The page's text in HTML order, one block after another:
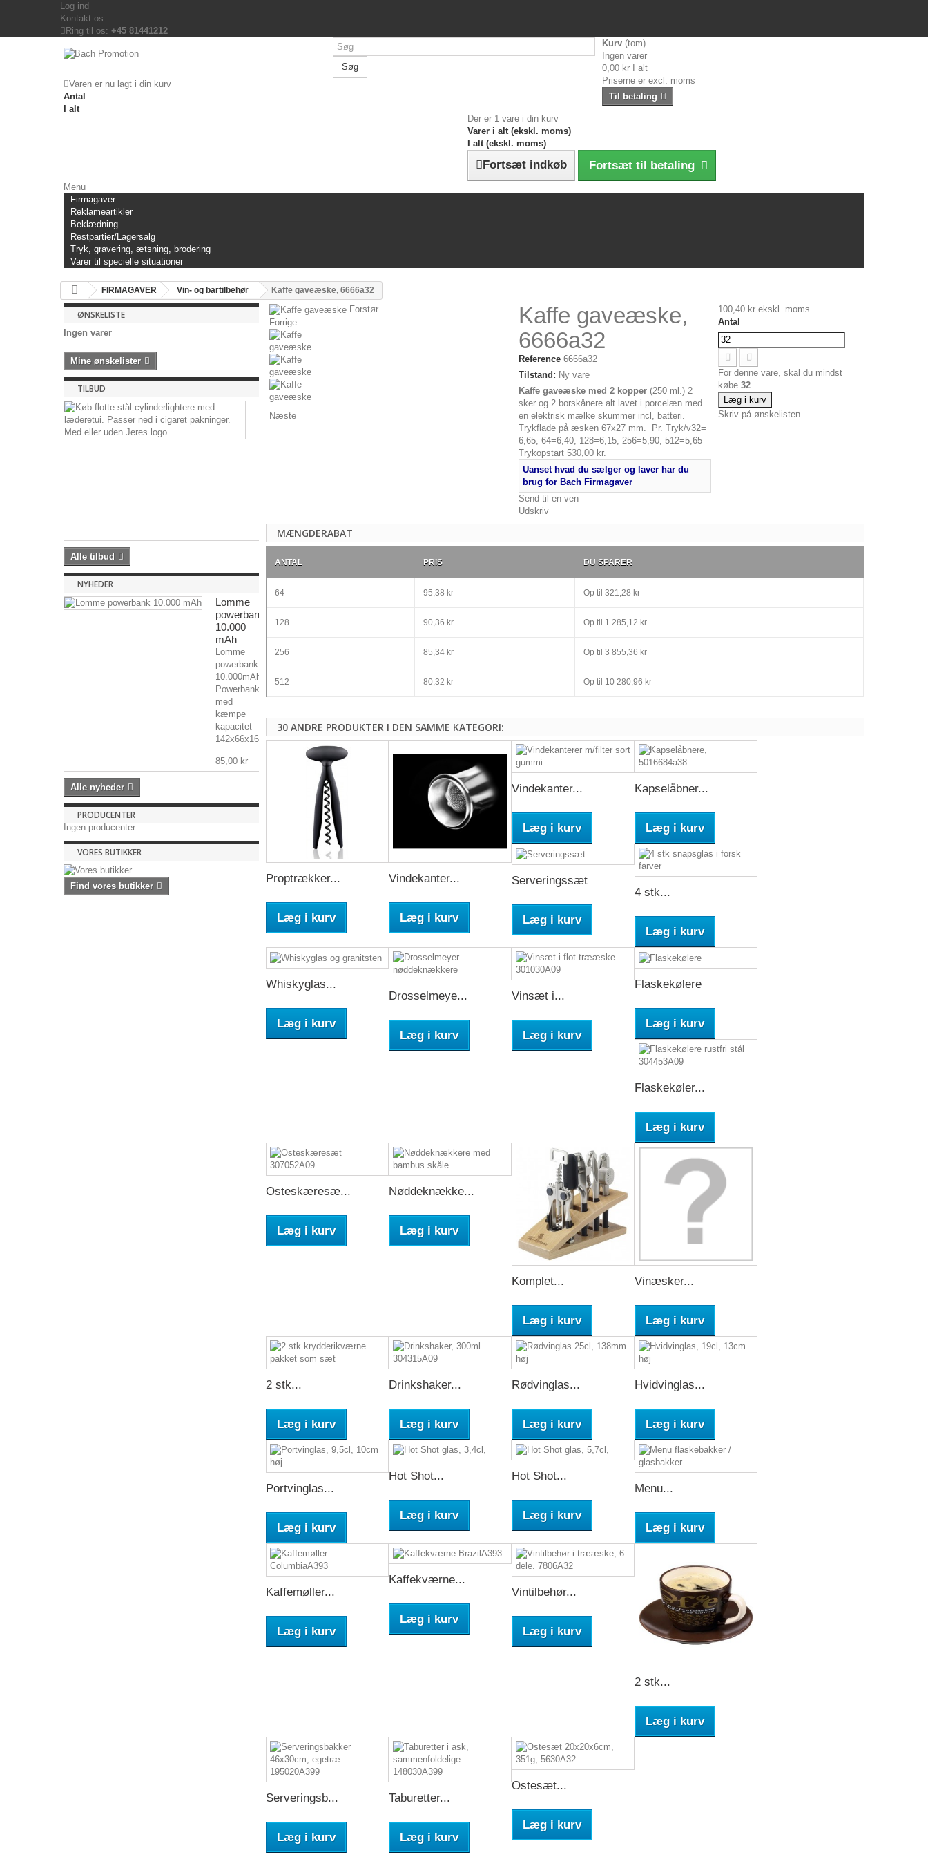
Log ind
Kontakt os
Ring til os: +45 81441212
Søg
Kurv (tom)
Ingen varer
0,00 kr
I alt
Priserne er excl. moms
Til betaling
Varen er nu lagt i din kurv
Antal
I alt
Der er 1 vare i din kurv
Varer i alt (ekskl. moms)
I alt (ekskl. moms)
Fortsæt indkøb Fortsæt til betaling
Menu
Firmagaver
Reklameartikler
Beklædning
Restpartier/Lagersalg
Tryk, gravering, ætsning, brodering
Varer til specielle situationer
FIRMAGAVER Vin- og bartilbehør Kaffe gaveæske, 6666a32
ØNSKELISTE
Ingen varer
Mine ønskelister
TILBUD
Alle tilbud
NYHEDER
Lomme
powerbank
10.000
mAh
Lomme
powerbank
10.000mAh
Powerbank
med
kæmpe
kapacitet
142x66x16mm,...
85,00 kr
Alle nyheder
PRODUCENTER
Ingen producenter
VORES BUTIKKER
Find vores butikker
Forstør
Forrige
Næste
Kaffe gaveæske,
6666a32
Reference 6666a32
Tilstand: Ny vare
Kaffe gaveæske med 2 kopper(250 ml.) 2
sker og 2 borskånere alt lavet i porcelæn med
en elektrisk mælke skummer incl, batteri.
Trykflade på æsken 67x27 mm. Pr. Tryk/v32=
6,65, 64=6,40, 128=6,15, 256=5,90, 512=5,65
Trykopstart 530,00 kr.
Uanset hvad du sælger og laver har du
brug for Bach Firmagaver
Send til en ven
Udskriv
100,40 kr ekskl. moms
Antal
For denne vare, skal du mindst
købe32
Læg i kurv
Skriv på ønskelisten
MÆNGDERABAT
ANTAL PRIS DU SPARER
64 95,38 kr Op til 321,28 kr
128 90,36 kr Op til 1 285,12 kr
256 85,34 kr Op til 3 855,36 kr
512 80,32 kr Op til 10 280,96 kr
30 ANDRE PRODUKTER I DEN SAMME KATEGORI:
Proptrækker...
Læg i kurv
Vindekanter...
Læg i kurv
Vindekanter...
Læg i kurv
Kapselåbner...
Læg i kurv
Serveringssæt
Læg i kurv
4 stk...
Læg i kurv
Whiskyglas...
Læg i kurv
Drosselmeye...
Læg i kurv
Vinsæt i...
Læg i kurv
Flaskekølere
Læg i kurv
Flaskekøler...
Læg i kurv
Osteskæresæ...
Læg i kurv
Nøddeknække...
Læg i kurv
Komplet...
Læg i kurv
Vinæsker...
Læg i kurv
2 stk...
Læg i kurv
Drinkshaker...
Læg i kurv
Rødvinglas...
Læg i kurv
Hvidvinglas...
Læg i kurv
Portvinglas...
Læg i kurv
Hot Shot...
Læg i kurv
Hot Shot...
Læg i kurv
Menu...
Læg i kurv
Kaffemøller...
Læg i kurv
Kaffekværne...
Læg i kurv
Vintilbehør...
Læg i kurv
2 stk...
Læg i kurv
Serveringsb...
Læg i kurv
Taburetter...
Læg i kurv
Ostesæt...
Læg i kurv